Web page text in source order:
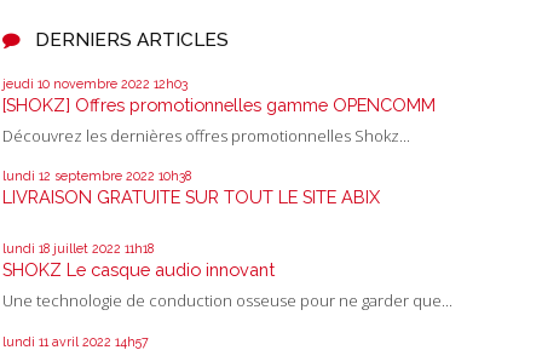
DERNIERS ARTICLES
jeudi 10 novembre 2022 12h03
[SHOKZ] Offres promotionnelles gamme OPENCOMM
Découvrez les dernières offres promotionnelles Shokz...
lundi 12 septembre 2022 10h38
LIVRAISON GRATUITE SUR TOUT LE SITE ABIX
lundi 18 juillet 2022 11h18
SHOKZ Le casque audio innovant
Une technologie de conduction osseuse pour ne garder que...
lundi 11 avril 2022 14h57